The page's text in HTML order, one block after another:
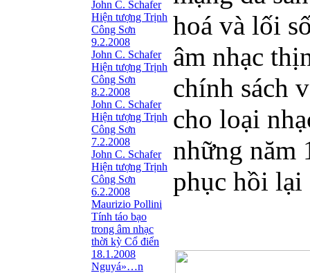
John C. Schafer
Hiện tượng Trịnh
Công Sơn
9.2.2008
John C. Schafer
Hiện tượng Trịnh
Công Sơn
8.2.2008
John C. Schafer
Hiện tượng Trịnh
Công Sơn
7.2.2008
John C. Schafer
Hiện tượng Trịnh
Công Sơn
6.2.2008
Maurizio Pollini
Tính táo bạo
trong âm nhạc
thời kỳ Cổ điển
18.1.2008
Nguyá»…n
hoá và lối
âm nhạc
chính sách
cho loại
những năm
phục hồi lại